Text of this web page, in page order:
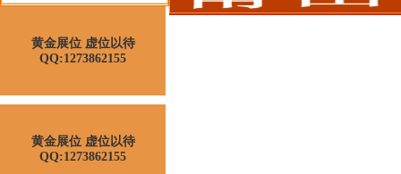
黄金展位 虚位以待
QQ:1273862155
黄金展位 虚位以待
QQ:1273862155